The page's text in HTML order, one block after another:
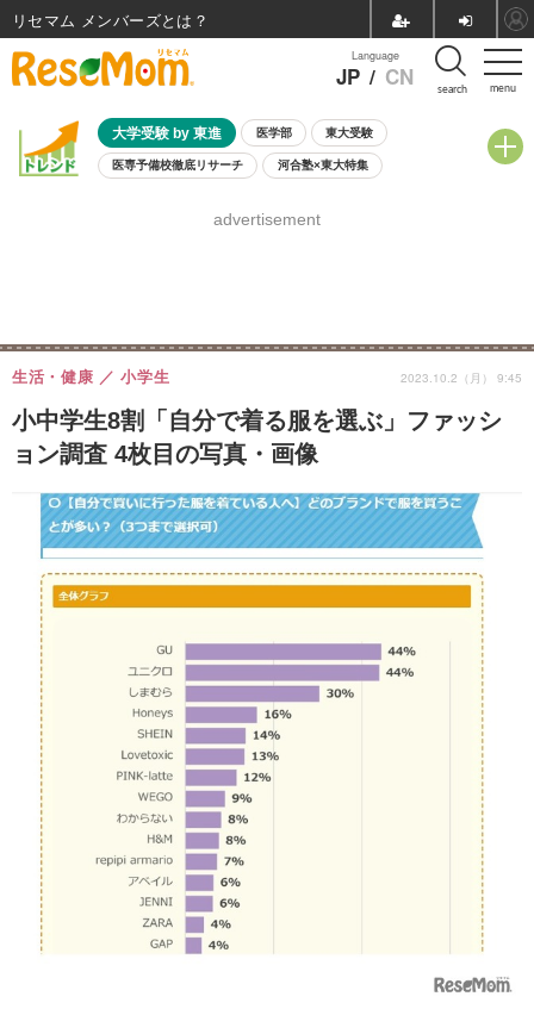
menu
Language
JP / CN search
大学受験 by 東進 医学部 東大受験
医専予備校徹底リサーチ 河合塾×東大特集
8月開催学校説明会・相談会
advertisement
小中学生8割「自分で着る服を選ぶ」ファッシ
ョン調査 4枚目の写真・画像
生活・健康 小学生 2023.10.2（月） 9:45
リセマム メンバーズ